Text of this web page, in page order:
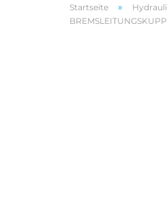
Startseite »